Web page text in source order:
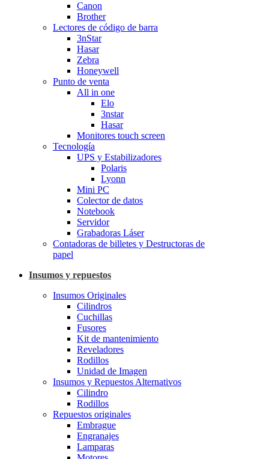
Canon
Brother
Lectores de código de barra
3nStar
Hasar
Zebra
Honeywell
Punto de venta
All in one
Elo
3nstar
Hasar
Monitores touch screen
Tecnología
UPS y Estabilizadores
Polaris
Lyonn
Mini PC
Colector de datos
Notebook
Servidor
Grabadoras Láser
Contadoras de billetes y Destructoras de
papel
Insumos y repuestos
Insumos Originales
Cilindros
Cuchillas
Fusores
Kit de mantenimiento
Reveladores
Rodillos
Unidad de Imagen
Insumos y Repuestos Alternativos
Cilindro
Rodillos
Repuestos originales
Embrague
Engranajes
Lamparas